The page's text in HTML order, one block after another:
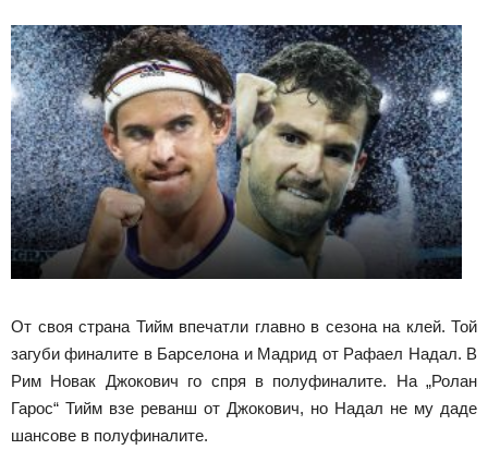
От своя страна Тийм впечатли главно в сезона на клей. Той
загуби финалите в Барселона и Мадрид от Рафаел Надал. В
Рим Новак Джокович го спря в полуфиналите. На „Ролан
Гарос“ Тийм взе реванш от Джокович, но Надал не му даде
шансове в полуфиналите.